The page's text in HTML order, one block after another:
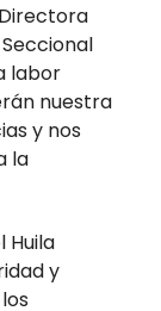
labor
nuestra
y nos
la
Huila
y